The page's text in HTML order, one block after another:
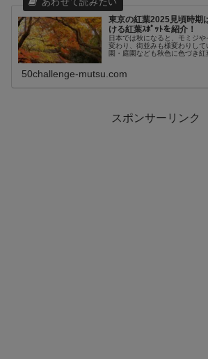
東京の紅葉2025見頃時期
ける紅葉ｽﾎﾟｯﾄを紹介！
日本では秋になると、モミジ
変わり、街並みも様変わりし
園・庭園なども秋色に色づき紅
50challenge-mutsu.com
スポンサーリンク